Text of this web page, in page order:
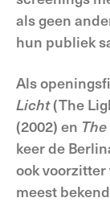
als geen
hun publiek
Als
Licht(The
(2002) en
keer de
ook
meest